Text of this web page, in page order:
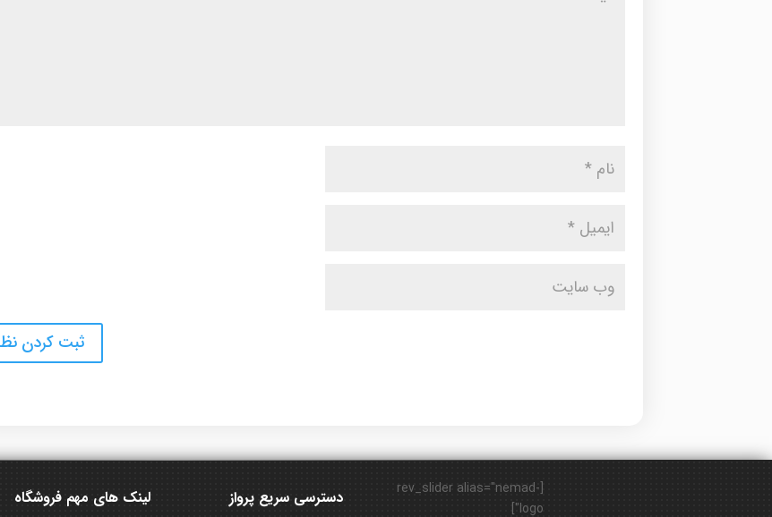
لینک های مهم فروشگاه دسترسی سریع پرواز
[rev_slider alias="nemad-
logo"]